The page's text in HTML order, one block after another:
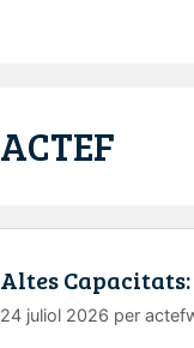
ACTEF
Altes
24 juliol 2026 per